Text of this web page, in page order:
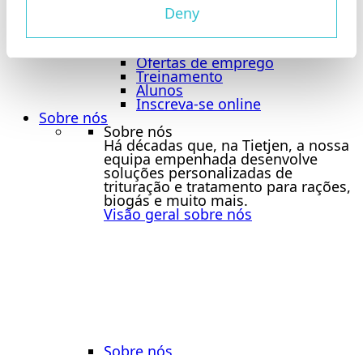
Deny
Benefícios
Jobboard
Jobboard
Ofertas de emprego
Treinamento
Alunos
Inscreva-se online
Sobre nós
Sobre nós
Há décadas que, na Tietjen, a nossa
equipa empenhada desenvolve
soluções personalizadas de
trituração e tratamento para rações,
biogás e muito mais.
Visão geral sobre nós